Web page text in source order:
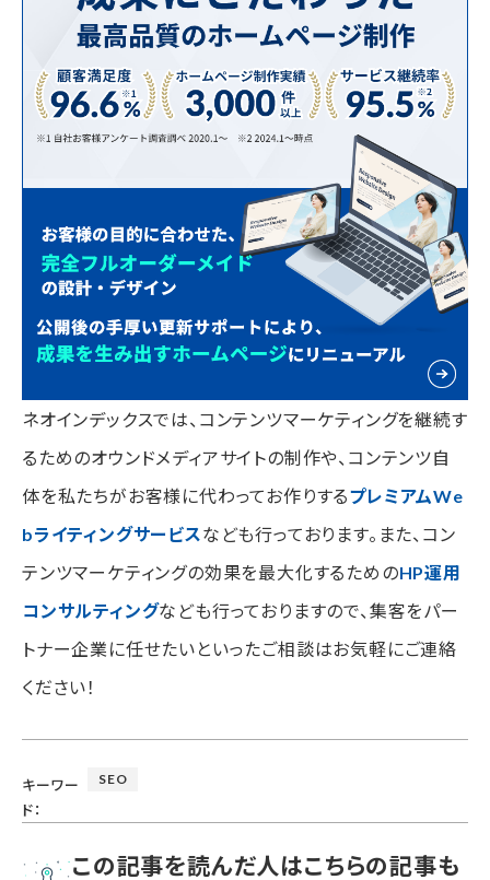
ネオインデックスでは、コンテンツマーケティングを継続す
るためのオウンドメディアサイトの制作や、コンテンツ自
体を私たちがお客様に代わってお作りするプレミアムWe
bライティングサービス なども行っております。また、コン
テンツマーケティングの効果を最大化するためのHP運用
コンサルティングなども行っておりますので、集客をパー
トナー企業に任せたいといったご相談はお気軽にご連絡
ください！
キーワー
ド：
SEO
この記事を読んだ人はこちらの記事も